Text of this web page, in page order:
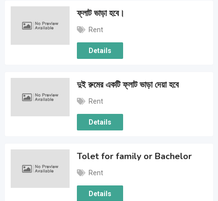
ফ্লাট ভাড়া হবে।
Rent
Details
দুই রুমের একটি ফ্লাট ভাড়া দেয়া হবে
Rent
Details
Tolet for family or Bachelor
Rent
Details